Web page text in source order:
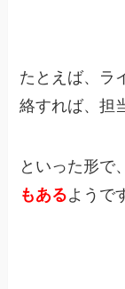
たとえば、ラ
絡すれば、担
といった形で
もあるようで